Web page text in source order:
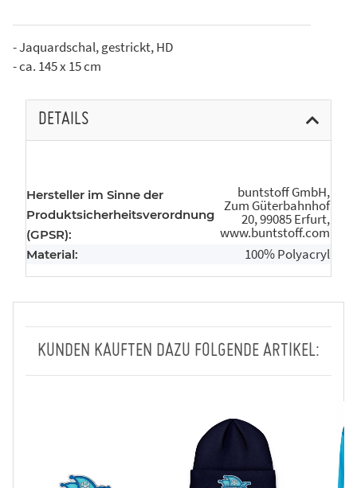
- Jaquardschal, gestrickt, HD
- ca. 145 x 15 cm
DETAILS
Hersteller im Sinne der
Produktsicherheitsverordnung
(GPSR):
buntstoff GmbH,
Zum Güterbahnhof
20, 99085 Erfurt,
www.buntstoff.com
Material: 100% Polyacryl
KUNDEN KAUFTEN DAZU FOLGENDE ARTIKEL: